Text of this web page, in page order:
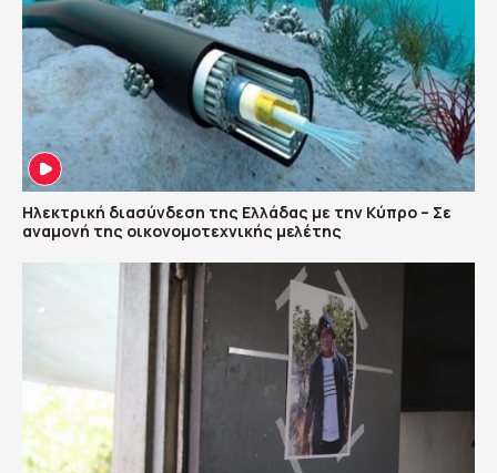
Ηλεκτρική διασύνδεση της Ελλάδας με την Κύπρο – Σε
αναμονή της οικονομοτεχνικής μελέτης